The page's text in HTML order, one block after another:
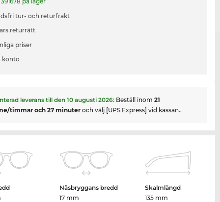
tur- och returfrakt
returrätt
priser
konto
leverans till den10 augusti 2026: Beställ inom21
timmar och 27 minuter och välj [UPS Express] vid kassan..
Näsbryggans bredd
17 mm
Skalmlängd
135 mm